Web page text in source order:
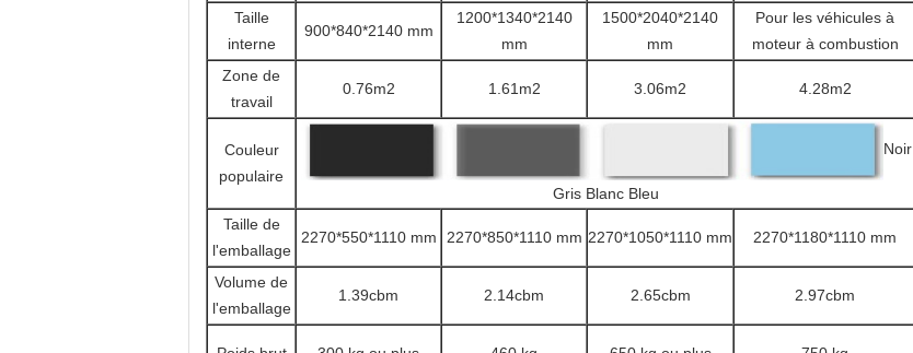
Taille
interne
900*840*2140 mm
1200*1340*2140
mm
1500*2040*2140
mm
Pour les véhicules à
moteur à combustion
Zone de
travail
0.76m2 1.61m2 3.06m2 4.28m2
Couleur
populaire
Noir
Gris Blanc Bleu
Taille de
l'emballage
2270*550*1110 mm 2270*850*1110 mm 2270*1050*1110 mm 2270*1180*1110 mm
Volume de
l'emballage
1.39cbm 2.14cbm 2.65cbm 2.97cbm